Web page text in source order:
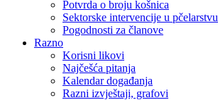
Potvrda o broju košnica
Sektorske intervencije u pčelarstvu
Pogodnosti za članove
Razno
Korisni likovi
Najčešća pitanja
Kalendar događanja
Razni izvještaji, grafovi